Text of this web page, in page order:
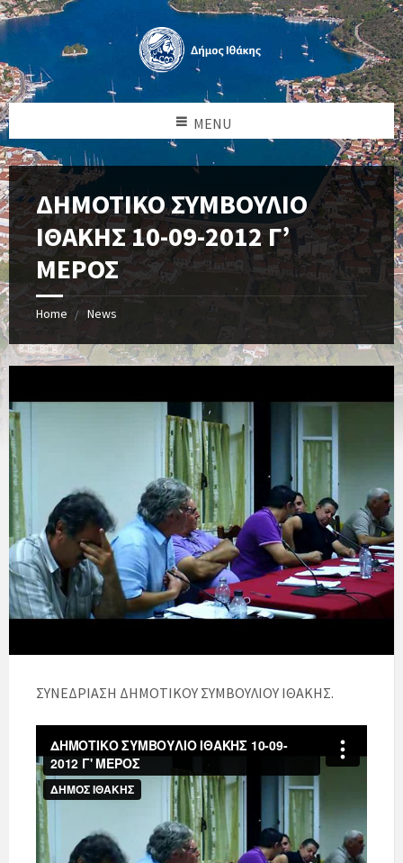
MENU
ΔΗΜΟΤΙΚΟ ΣΥΜΒΟΥΛΙΟ
ΙΘΑΚΗΣ 10-09-2012 Γ’
ΜΕΡΟΣ
Home News
ΣΥΝΕΔΡΙΑΣΗ ΔΗΜΟΤΙΚΟΥ ΣΥΜΒΟΥΛΙΟΥ ΙΘΑΚΗΣ.